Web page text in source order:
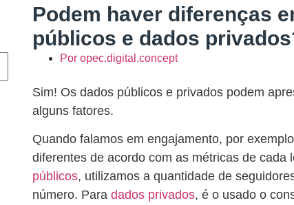
Podem haver diferenças
públicos e dados
Por opec.digital.concept
Sim! Os dados públicos e privados podem
alguns fatores.
Quando falamos em engajamento, por
diferentes de acordo com as métricas de cada
públicos, utilizamos a quantidade de
número. Para dados privados, é o usado o